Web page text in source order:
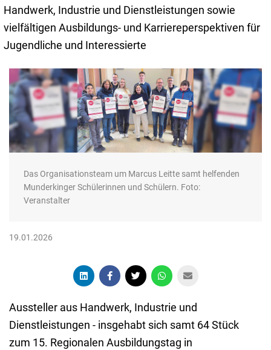
Handwerk, Industrie und Dienstleistungen sowie
vielfältigen Ausbildungs- und Karriereperspektiven für
Jugendliche und Interessierte
Das Organisationsteam um Marcus Leitte samt helfenden
Munderkinger Schülerinnen und Schülern. Foto:
Veranstalter
19.01.2026
Aussteller aus Handwerk, Industrie und
Dienstleistungen - insgehabt sich samt 64 Stück
zum 15. Regionalen Ausbildungstag in